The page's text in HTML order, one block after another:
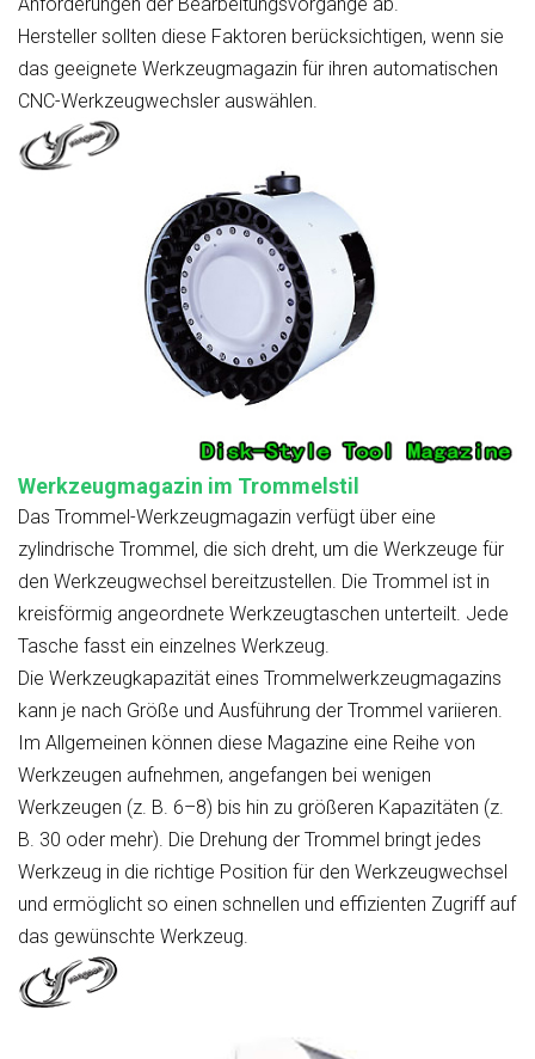
Hersteller sollten diese Faktoren berücksichtigen, wenn sie
das geeignete Werkzeugmagazin für ihren automatischen
CNC-Werkzeugwechsler auswählen.
Werkzeugmagazin im Trommelstil
Das Trommel-Werkzeugmagazin verfügt über eine
zylindrische Trommel, die sich dreht, um die Werkzeuge für
den Werkzeugwechsel bereitzustellen. Die Trommel ist in
kreisförmig angeordnete Werkzeugtaschen unterteilt. Jede
Tasche fasst ein einzelnes Werkzeug.
Die Werkzeugkapazität eines Trommelwerkzeugmagazins
kann je nach Größe und Ausführung der Trommel variieren.
Im Allgemeinen können diese Magazine eine Reihe von
Werkzeugen aufnehmen, angefangen bei wenigen
Werkzeugen (z. B. 6–8) bis hin zu größeren Kapazitäten (z.
B. 30 oder mehr). Die Drehung der Trommel bringt jedes
Werkzeug in die richtige Position für den Werkzeugwechsel
und ermöglicht so einen schnellen und effizienten Zugriff auf
das gewünschte Werkzeug.